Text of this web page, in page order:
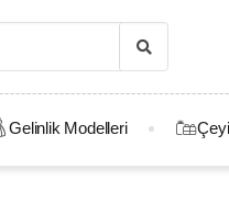
Gelinlik Modelleri